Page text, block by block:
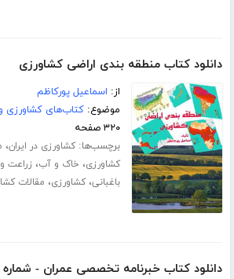
دانلود کتاب منطقه بندی اراضی کشاورزی
از: اسماعیل پورکاظم
موضوع:کتاب‌های کشاورزی
۳۲۰ صفحه
برچسب‌ها:کشاورزی در ایران،
کشاورزی، خاک و آب، زراعت
باغبانی،کشاورزی، مقالات
دانلود کتاب خبرنامه تخصصی عمران -